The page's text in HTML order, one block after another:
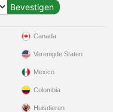
Canada
Verenigde Staten
Mexico
Colombia
Huisdieren